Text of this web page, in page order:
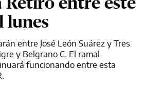
lunes
entre José León Suárez y Tres
y Belgrano C. El ramal
funcionando entre esta